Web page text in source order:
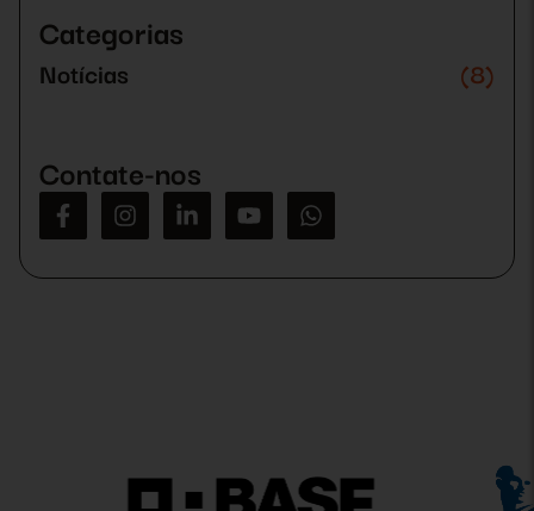
field
Categorias
Notícias (8)
Contate-nos